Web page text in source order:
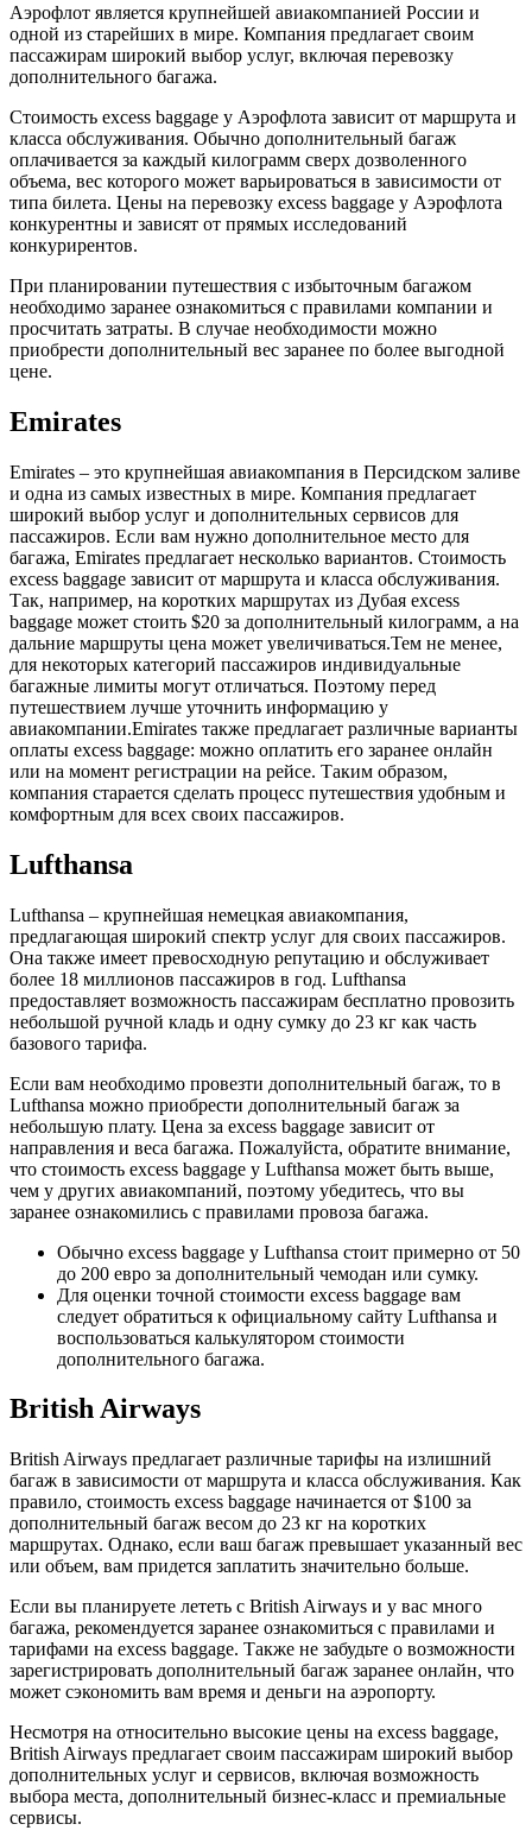
Аэрофлот является крупнейшей авиакомпанией России и
одной из старейших в мире. Компания предлагает своим
пассажирам широкий выбор услуг, включая перевозку
дополнительного багажа.
Стоимость excess baggage у Аэрофлота зависит от маршрута и
класса обслуживания. Обычно дополнительный багаж
оплачивается за каждый килограмм сверх дозволенного
объема, вес которого может варьироваться в зависимости от
типа билета. Цены на перевозку excess baggage у Аэрофлота
конкурентны и зависят от прямых исследований
конкурирентов.
При планировании путешествия с избыточным багажом
необходимо заранее ознакомиться с правилами компании и
просчитать затраты. В случае необходимости можно
приобрести дополнительный вес заранее по более выгодной
цене.
Emirates
Emirates – это крупнейшая авиакомпания в Персидском заливе
и одна из самых известных в мире. Компания предлагает
широкий выбор услуг и дополнительных сервисов для
пассажиров. Если вам нужно дополнительное место для
багажа, Emirates предлагает несколько вариантов. Стоимость
excess baggage зависит от маршрута и класса обслуживания.
Так, например, на коротких маршрутах из Дубая excess
baggage может стоить $20 за дополнительный килограмм, а на
дальние маршруты цена может увеличиваться.Тем не менее,
для некоторых категорий пассажиров индивидуальные
багажные лимиты могут отличаться. Поэтому перед
путешествием лучше уточнить информацию у
авиакомпании.Emirates также предлагает различные варианты
оплаты excess baggage: можно оплатить его заранее онлайн
или на момент регистрации на рейсе. Таким образом,
компания старается сделать процесс путешествия удобным и
комфортным для всех своих пассажиров.
Lufthansa
Lufthansa – крупнейшая немецкая авиакомпания,
предлагающая широкий спектр услуг для своих пассажиров.
Она также имеет превосходную репутацию и обслуживает
более 18 миллионов пассажиров в год. Lufthansa
предоставляет возможность пассажирам бесплатно провозить
небольшой ручной кладь и одну сумку до 23 кг как часть
базового тарифа.
Если вам необходимо провезти дополнительный багаж, то в
Lufthansa можно приобрести дополнительный багаж за
небольшую плату. Цена за excess baggage зависит от
направления и веса багажа. Пожалуйста, обратите внимание,
что стоимость excess baggage у Lufthansa может быть выше,
чем у других авиакомпаний, поэтому убедитесь, что вы
заранее ознакомились с правилами провоза багажа.
Обычно excess baggage у Lufthansa стоит примерно от 50
до 200 евро за дополнительный чемодан или сумку.
Для оценки точной стоимости excess baggage вам
следует обратиться к официальному сайту Lufthansa и
воспользоваться калькулятором стоимости
дополнительного багажа.
British Airways
British Airways предлагает различные тарифы на излишний
багаж в зависимости от маршрута и класса обслуживания. Как
правило, стоимость excess baggage начинается от $100 за
дополнительный багаж весом до 23 кг на коротких
маршрутах. Однако, если ваш багаж превышает указанный вес
или объем, вам придется заплатить значительно больше.
Если вы планируете лететь с British Airways и у вас много
багажа, рекомендуется заранее ознакомиться с правилами и
тарифами на excess baggage. Также не забудьте о возможности
зарегистрировать дополнительный багаж заранее онлайн, что
может сэкономить вам время и деньги на аэропорту.
Несмотря на относительно высокие цены на excess baggage,
British Airways предлагает своим пассажирам широкий выбор
дополнительных услуг и сервисов, включая возможность
выбора места, дополнительный бизнес-класс и премиальные
сервисы.